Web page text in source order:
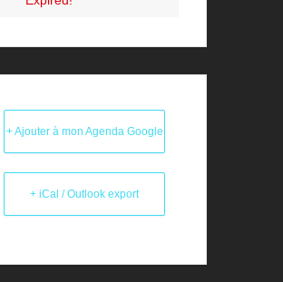
+ Ajouter à mon Agenda Google
+ iCal / Outlook export